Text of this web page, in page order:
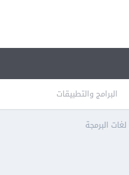
البرامج والتطبيقات
البرمجة